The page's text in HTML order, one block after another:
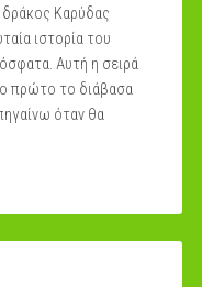
δράκος Καρύδας
ιστορία του
Αυτή η σειρά
πρώτο το διάβασα
όταν θα